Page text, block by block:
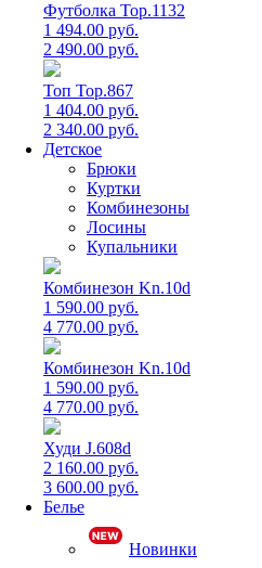
Футболка Top.1132
1 494.00 руб.
2 490.00 руб.
Топ Top.867
1 404.00 руб.
2 340.00 руб.
Детское
Брюки
Куртки
Комбинезоны
Лосины
Купальники
Комбинезон Kn.10d
1 590.00 руб.
4 770.00 руб.
Комбинезон Kn.10d
1 590.00 руб.
4 770.00 руб.
Худи J.608d
2 160.00 руб.
3 600.00 руб.
Белье
Новинки